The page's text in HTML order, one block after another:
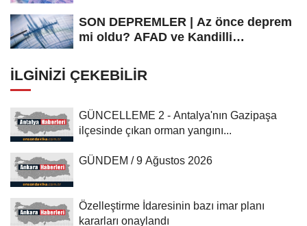
SON DEPREMLER | Az önce deprem
mi oldu? AFAD ve Kandilli
İLGINIZI ÇEKEBILIR
GÜNCELLEME 2 - Antalya'nın Gazipaşa
ilçesinde çıkan orman yangını...
GÜNDEM / 9 Ağustos 2026
Özelleştirme İdaresinin bazı imar planı
kararları onaylandı